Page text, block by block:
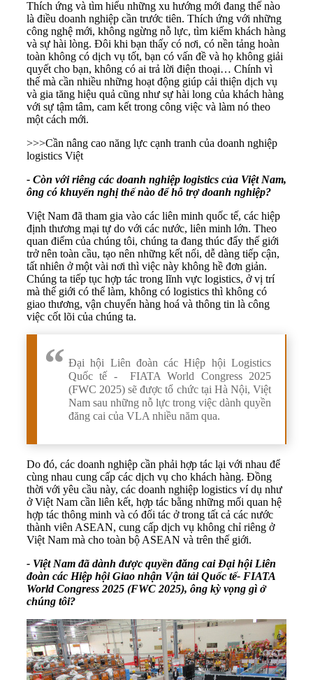
Thích ứng và tìm hiểu những xu hướng mới đang thế nào
là điều doanh nghiệp cần trước tiên. Thích ứng với những
công nghệ mới, không ngừng nỗ lực, tìm kiếm khách hàng
và sự hài lòng. Đôi khi bạn thấy có nơi, có nền tảng hoàn
toàn không có dịch vụ tốt, bạn có vấn đề và họ không giải
quyết cho bạn, không có ai trả lời điện thoại… Chính vì
thế mà cần nhiều những hoạt động giúp cải thiện dịch vụ
và gia tăng hiệu quả cũng như sự hài long của khách hàng
với sự tậm tâm, cam kết trong công việc và làm nó theo
một cách mới.
>>>Cần nâng cao năng lực cạnh tranh của doanh nghiệp
logistics Việt
- Còn với riêng các doanh nghiệp logistics của Việt Nam,
ông có khuyến nghị thế nào để hỗ trợ doanh nghiệp?
Việt Nam đã tham gia vào các liên minh quốc tế, các hiệp
định thương mại tự do với các nước, liên minh lớn. Theo
quan điểm của chúng tôi, chúng ta đang thúc đẩy thế giới
trở nên toàn cầu, tạo nên những kết nối, dễ dàng tiếp cận,
tất nhiên ở một vài nơi thì việc này không hề đơn giản.
Chúng ta tiếp tục hợp tác trong lĩnh vực logistics, ở vị trí
mà thế giới có thể làm, không có logistics thì không có
giao thương, vận chuyển hàng hoá và thông tin là công
việc cốt lõi của chúng ta.
Đại hội Liên đoàn các Hiệp hội Logistics
Quốc tế - FIATA World Congress 2025
(FWC 2025) sẽ được tổ chức tại Hà Nội, Việt
Nam sau những nỗ lực trong việc dành quyền
đăng cai của VLA nhiều năm qua.
Do đó, các doanh nghiệp cần phải hợp tác lại với nhau để
cùng nhau cung cấp các dịch vụ cho khách hàng. Đồng
thời với yêu cầu này, các doanh nghiệp logistics ví dụ như
ở Việt Nam cần liên kết, hợp tác bằng những mối quan hệ
hợp tác thông minh và có đối tác ở trong tất cả các nước
thành viên ASEAN, cung cấp dịch vụ không chỉ riêng ở
Việt Nam mà cho toàn bộ ASEAN và trên thế giới.
- Việt Nam đã dành được quyền đăng cai Đại hội Liên
đoàn các Hiệp hội Giao nhận Vận tải Quốc tế- FIATA
World Congress 2025 (FWC 2025), ông kỳ vọng gì ở
chúng tôi?